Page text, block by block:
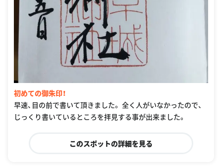
初めての御朱印！
早速、目の前で書いて頂きました。 全く人がいなかったので、
じっくり書いているところを拝見する事が出来ました。
このスポットの詳細を見る